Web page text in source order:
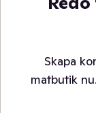
Skapa
matbutik